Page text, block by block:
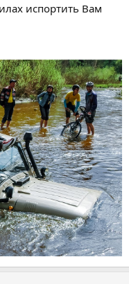
испортить Вам